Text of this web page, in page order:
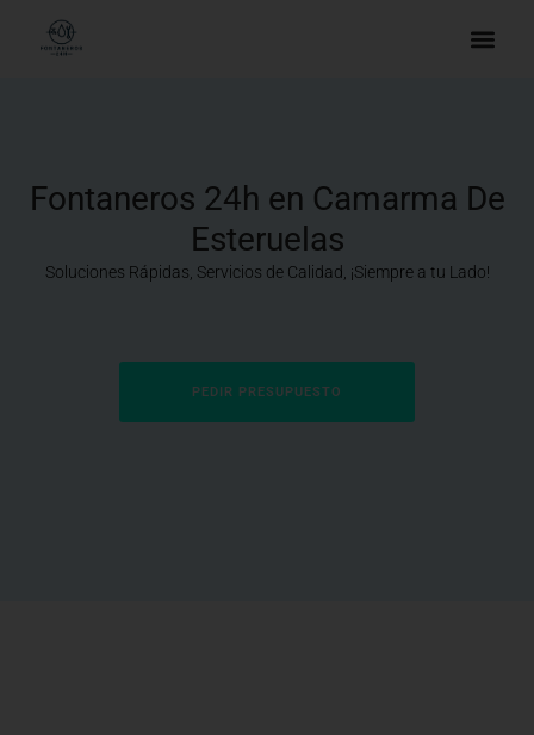
Fontaneros 24h en Camarma De
Esteruelas
Soluciones Rápidas, Servicios de Calidad, ¡Siempre a tu Lado!
PEDIR PRESUPUESTO